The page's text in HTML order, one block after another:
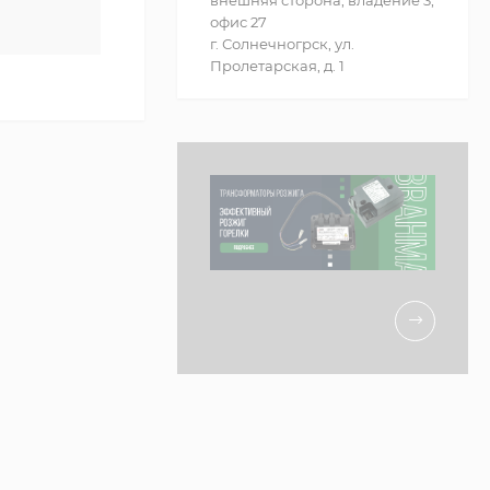
офис 27
г. Солнечногрск, ул.
Пролетарская, д. 1